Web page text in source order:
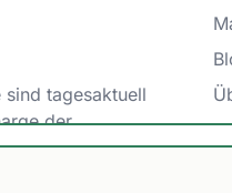
sind tagesaktuell
der